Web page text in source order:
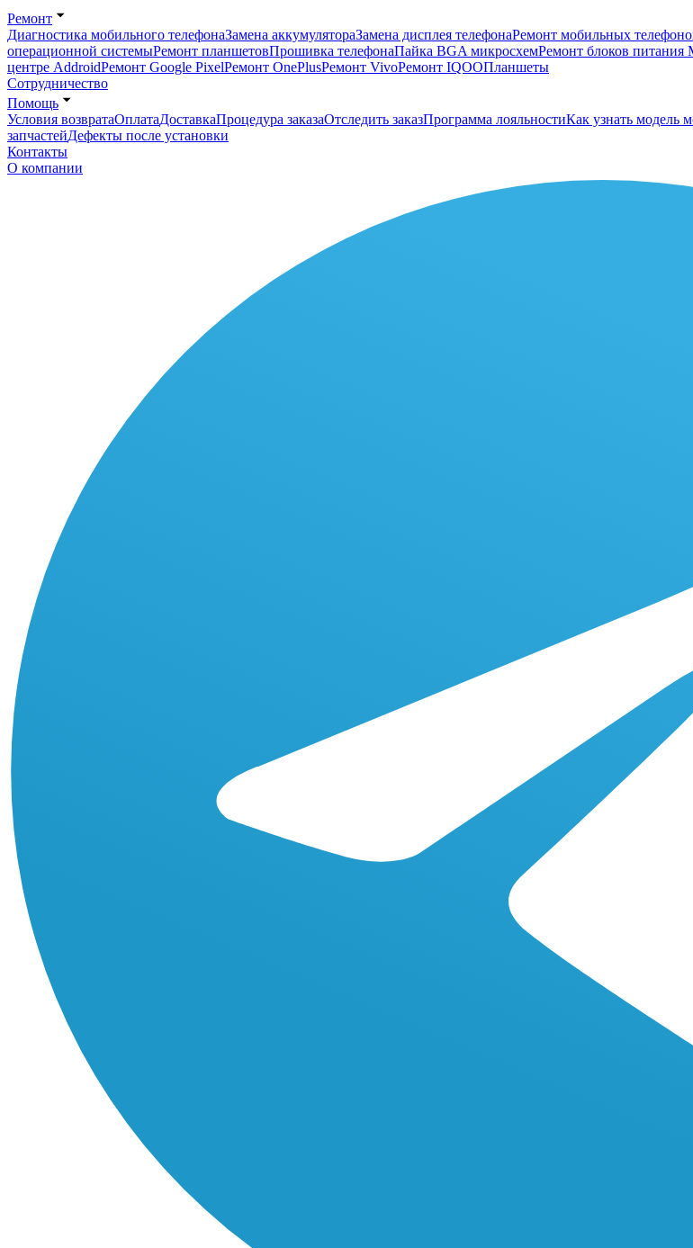
Ремонт
Диагностика мобильного телефонаЗамена аккумулятораЗамена дисплея телефонаРемонт мобильных
операционной системыРемонт планшетовПрошивка телефонаПайка BGA микросхемРемонт блоков питания
центре AddroidРемонт Google PixelРемонт OnePlusРемонт VivoРемонт IQOOПланшеты
Сотрудничество
Помощь
Условия возвратаОплатаДоставкаПроцедура заказаОтследить заказПрограмма лояльностиКак узнать модель
запчастейДефекты после установки
Контакты
О компании